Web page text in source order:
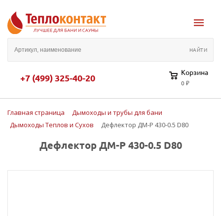
+7 (499) 325-40-20 Корзина
0 ₽
Главная страница
Дымоходы и трубы для бани
Дымоходы Теплов и Сухов
Дефлектор ДМ-Р 430-0.5 D80
Дефлектор ДМ-Р 430-0.5 D80